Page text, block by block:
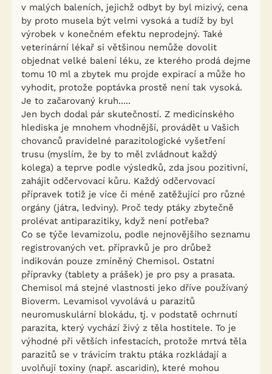
v malých baleních, jejichž odbyt by byl mizivý, cena
by proto musela být velmi vysoká a tudíž by byl
výrobek v konečném efektu neprodejný. Také
veterinární lékař si většinou nemůže dovolit
objednat velké balení léku, ze kterého prodá dejme
tomu 10 ml a zbytek mu projde expirací a může ho
vyhodit, protože poptávka prostě není tak vysoká.
Je to začarovaný kruh.....
Jen bych dodal pár skutečností. Z medicínského
hlediska je mnohem vhodnější, provádět u Vašich
chovanců pravidelné parazitologické vyšetření
trusu (myslím, že by to měl zvládnout každý
kolega) a teprve podle výsledků, zda jsou pozitivní,
zahájit odčervovací kůru. Každý odčervovací
přípravek totiž je více či méně zatěžující pro různé
orgány (játra, ledviny). Proč tedy ptáky zbytečně
prolévat antiparazitiky, když není potřeba?
Co se týče levamizolu, podle nejnovějšího seznamu
registrovaných vet. přípravků je pro drůbež
indikován pouze zmíněný Chemisol. Ostatní
přípravky (tablety a prášek) je pro psy a prasata.
Chemisol má stejné vlastnosti jeko dříve používaný
Bioverm. Levamisol vyvolává u parazitů
neuromuskulární blokádu, tj. v podstatě ochrnutí
parazita, který vychází živý z těla hostitele. To je
výhodné při větších infestacích, protože mrtvá těla
parazitů se v trávicím traktu ptáka rozkládají a
uvolňují toxiny (např. ascaridin), které mohou